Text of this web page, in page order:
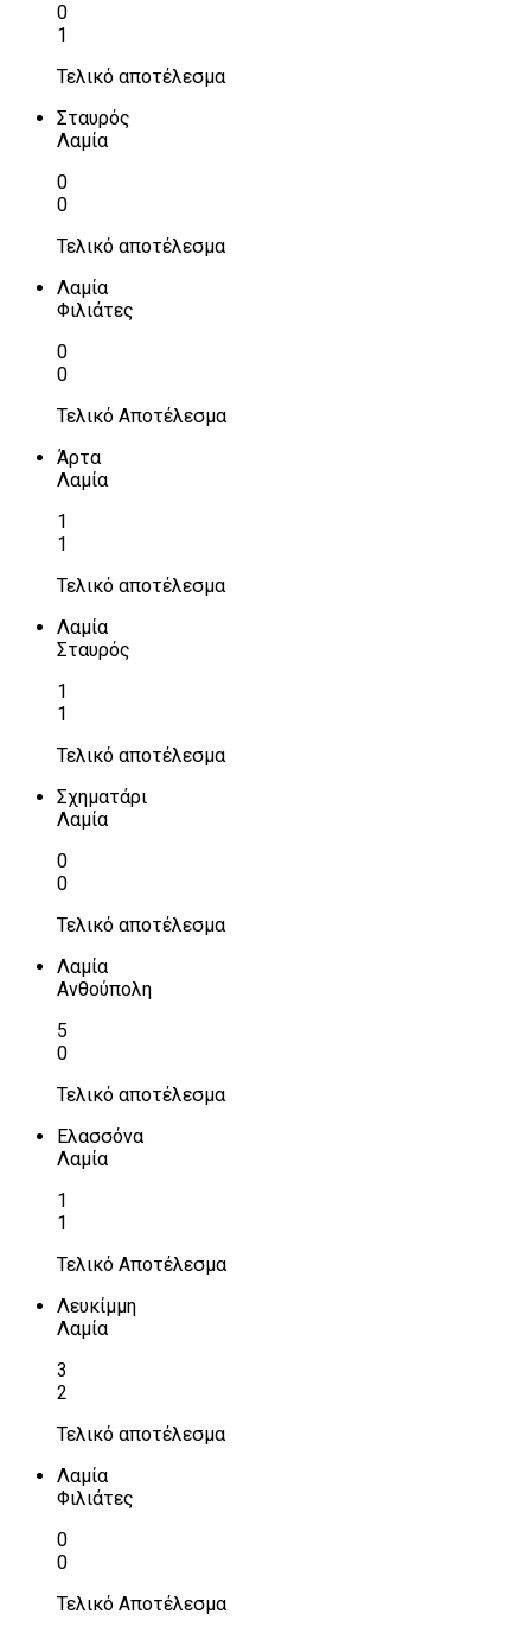
0
1
Τελικό αποτέλεσμα
Σταυρός
Λαμία
0
0
Τελικό αποτέλεσμα
Λαμία
Φιλιάτες
0
0
Τελικό Αποτέλεσμα
Άρτα
Λαμία
1
1
Τελικό αποτέλεσμα
Λαμία
Σταυρός
1
1
Τελικό αποτέλεσμα
Σχηματάρι
Λαμία
0
0
Τελικό αποτέλεσμα
Λαμία
Ανθούπολη
5
0
Τελικό αποτέλεσμα
Ελασσόνα
Λαμία
1
1
Τελικό Αποτέλεσμα
Λευκίμμη
Λαμία
3
2
Τελικό αποτέλεσμα
Λαμία
Φιλιάτες
0
0
Τελικό Αποτέλεσμα